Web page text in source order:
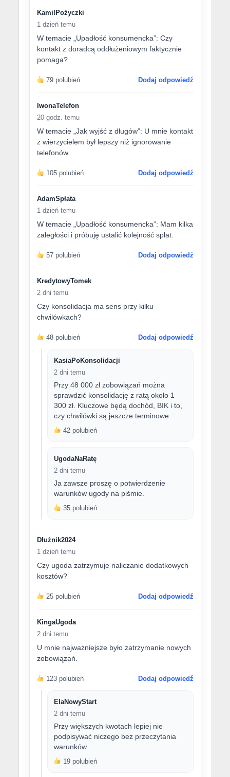
KamilPożyczki
1 dzień temu
W temacie „Upadłość konsumencka”: Czy
kontakt z doradcą oddłużeniowym faktycznie
pomaga?
79 polubień Dodaj odpowiedź
IwonaTelefon
20 godz. temu
W temacie „Jak wyjść z długów”: U mnie kontakt
z wierzycielem był lepszy niż ignorowanie
telefonów.
105 polubień Dodaj odpowiedź
AdamSpłata
1 dzień temu
W temacie „Upadłość konsumencka”: Mam kilka
zaległości i próbuję ustalić kolejność spłat.
57 polubień Dodaj odpowiedź
KredytowyTomek
2 dni temu
Czy konsolidacja ma sens przy kilku
chwilówkach?
48 polubień Dodaj odpowiedź
KasiaPoKonsolidacji
2 dni temu
Przy 48 000 zł zobowiązań można
sprawdzić konsolidację z ratą około 1
300 zł. Kluczowe będą dochód, BIK i to,
czy chwilówki są jeszcze terminowe.
42 polubień
UgodaNaRatę
2 dni temu
Ja zawsze proszę o potwierdzenie
warunków ugody na piśmie.
35 polubień
Dłużnik2024
1 dzień temu
Czy ugoda zatrzymuje naliczanie dodatkowych
kosztów?
25 polubień Dodaj odpowiedź
KingaUgoda
2 dni temu
U mnie najważniejsze było zatrzymanie nowych
zobowiązań.
123 polubień Dodaj odpowiedź
ElaNowyStart
2 dni temu
Przy większych kwotach lepiej nie
podpisywać niczego bez przeczytania
warunków.
19 polubień